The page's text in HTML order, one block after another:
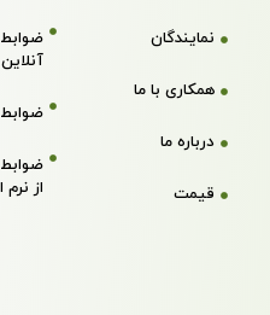
نمایندگان
همکاری با ما
درباره ما
قیمت
آنلاین
از نرم